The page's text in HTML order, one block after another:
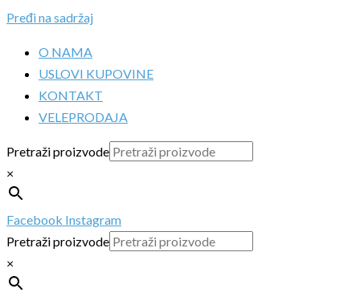
Pređi na sadržaj
O NAMA
USLOVI KUPOVINE
KONTAKT
VELEPRODAJA
Pretraži proizvode
×
Facebook Instagram
Pretraži proizvode
×